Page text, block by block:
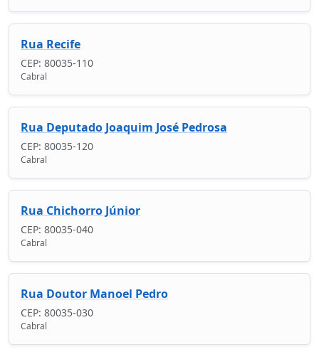
Rua Recife
CEP: 80035-110
Cabral
Rua Deputado Joaquim José Pedrosa
CEP: 80035-120
Cabral
Rua Chichorro Júnior
CEP: 80035-040
Cabral
Rua Doutor Manoel Pedro
CEP: 80035-030
Cabral